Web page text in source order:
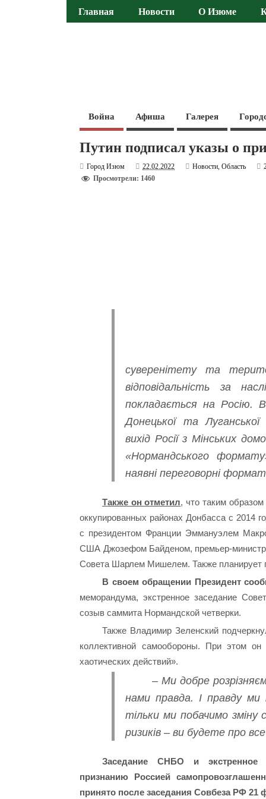
Главная Новости О Изюме
Война Афиша Галерея
Путин подписал указы о
Город Изюм 22.02.2022 Новости,Область
Просмотрели: 1460
суверенітету та
відповідальність за
покладається на Росію.
Донецької та
вихід Росії з Мінських
«Нормандського
наявні переговорні
Также он отметил, что таким
оккупированных районах Донбасса с 2014
с президентом Франции Эммануэлем
США Джозефом Байденом, премьер-
Совета Шарлем Мишелем. Также планирует
В своем обращении Президент
меморандума, экстренное заседание
созыв саммита Нормандской четверки.
Также Владимир Зеленский
коллективной самообороны. При этом
хаотических действий».
– Ми добре
нами правда. І правду ми
тільки ми побачимо зміну
ризиків – ви будете про
Заседание СНБО и экстренное
признанию Россией
принято после заседания Совбеза РФ 21